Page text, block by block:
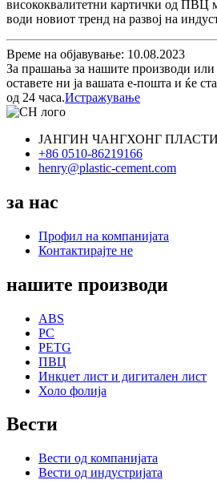
висококвалитетни картички од ПВЦ
води новиот тренд на развој на
Време на објавување: 10.08.2023
За прашања за нашите производи
оставете ни ја вашата е-пошта и ќе
од 24 часа.Истражување
ЈАНГИН ЧАНГХОНГ
+86 0510-86219166
henry@plastic-cement.com
за нас
Профил на компанијата
Контактирајте не
нашите производи
ABS
PC
PETG
ПВЦ
Инкџет лист и дигитален лист
Холо фолија
Вести
Вести од компанијата
Вести од индустријата